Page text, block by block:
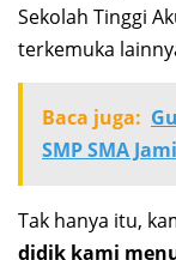
Sekolah Tinggi
terkemuka
Baca juga:
SMP SMA
Tak hanya itu,
didik kami